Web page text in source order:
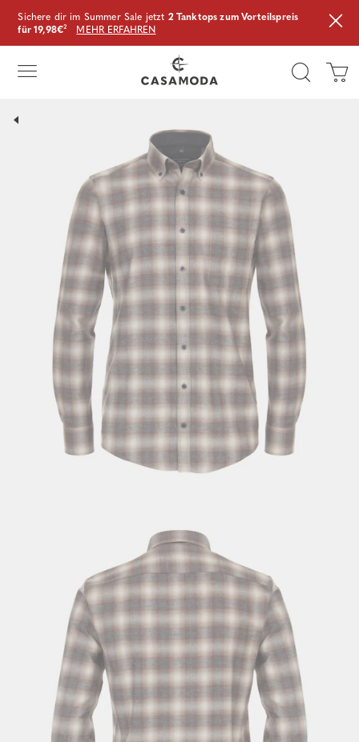
Sichere dir im Summer Sale jetzt 2 Tanktops zum Vorteilspreis
für 19,98€² MEHR ERFAHREN